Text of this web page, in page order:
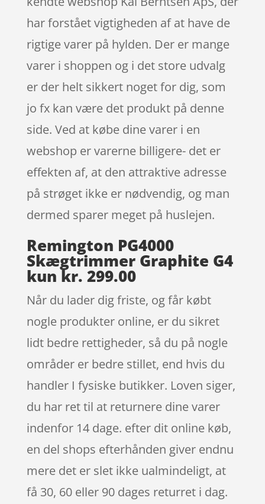
har forstået vigtigheden af at have de
rigtige varer på hylden. Der er mange
varer i shoppen og i det store udvalg
er der helt sikkert noget for dig, som
jo fx kan være det produkt på denne
side. Ved at købe dine varer i en
webshop er varerne billigere- det er
effekten af, at den attraktive adresse
på strøget ikke er nødvendig, og man
dermed sparer meget på huslejen.
Remington PG4000
Skægtrimmer Graphite G4
kun kr. 299.00
Når du lader dig friste, og får købt
nogle produkter online, er du sikret
lidt bedre rettigheder, så du på nogle
områder er bedre stillet, end hvis du
handler I fysiske butikker. Loven siger,
du har ret til at returnere dine varer
indenfor 14 dage. efter dit online køb,
en del shops efterhånden giver endnu
mere det er slet ikke ualmindeligt, at
få 30, 60 eller 90 dages returret i dag.